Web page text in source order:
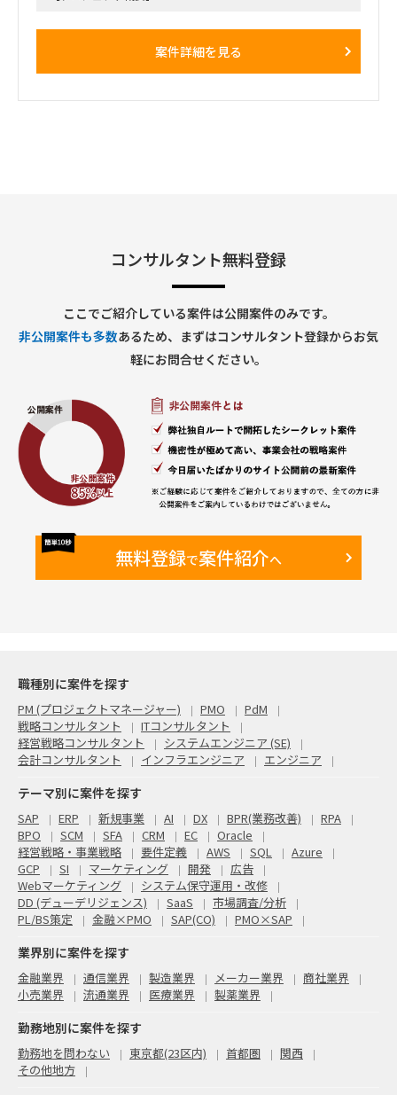
グ、移行データ準備、移行リハ実行支援 等）
・ IT関連トピックにかかわるグローバルメンバとのコミュニ
【期間】
・26年1月～終了時期未定（Go Liveは2026年10月予定）
【備考】
・既に元請のBPさんがAA担当として2年弱参画している
Finance領域に参画いただき、同様のロールを担っていただき
案件詳細を見る
コンサルタント無料登録
ここでご紹介している案件は公開案件のみです。
非公開案件も多数あるため、まずはコンサルタント登録からお気
軽にお問合せください。
無料登録で案件紹介へ
職種別に案件を探す
PM (プロジェクトマネージャー) PMO
PdM
戦略コンサルタント
ITコンサルタント
経営戦略コンサルタント
システムエンジニア (SE)
会計コンサルタント
インフラエンジニア エンジニア
テーマ別に案件を探す
SAP ERP 新規事業 AI DX BPR(業務改善)
RPA
BPO
SCM SFA CRM EC
Oracle
経営戦略・事業戦略
要件定義 AWS SQL
Azure
GCP
SI マーケティング 開発
広告
Webマーケティング
システム保守運用・改修
DD (デューデリジェンス)
SaaS
市場調査/分析
PL/BS策定
金融×PMO SAP(CO) PMO×SAP
業界別に案件を探す
金融業界 通信業界 製造業界 メーカー業界
商社業界
小売業界
流通業界 医療業界 製薬業界
勤務地別に案件を探す
勤務地を問わない 東京都(23区内) 首都圏
関西
その他地方